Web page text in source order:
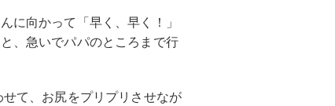
に向かって「早く、早く！」
、急いでパパのところまで行
て、お尻をプリプリさせなが